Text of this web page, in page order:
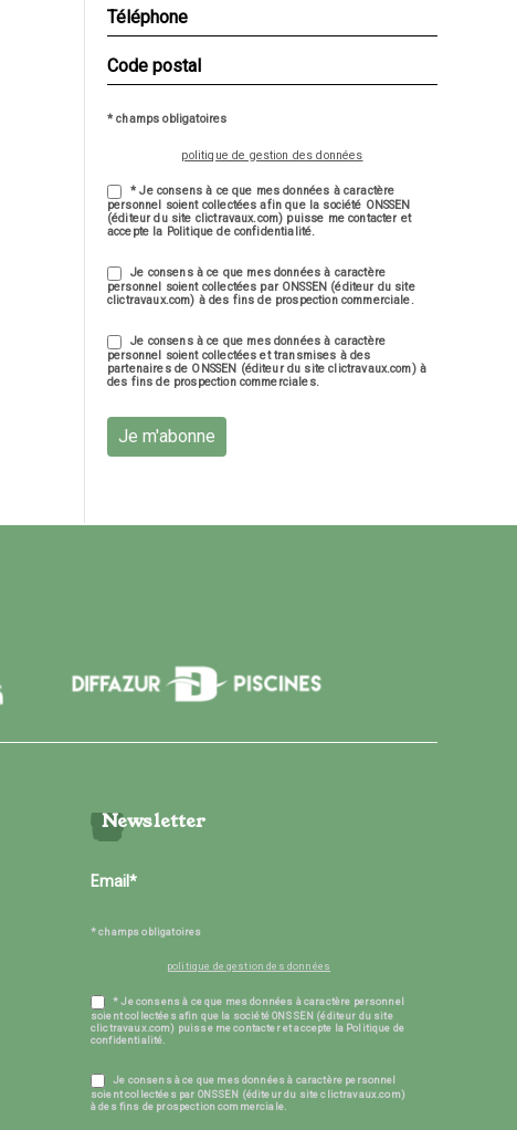
* champs obligatoires
politique de gestion des données
* Je consens à ce que mes données à caractère
personnel soient collectées afin que la société ONSSEN
(éditeur du site clictravaux.com) puisse me contacter et
accepte la Politique de confidentialité.
Je consens à ce que mes données à caractère
personnel soient collectées par ONSSEN (éditeur du site
clictravaux.com) à des fins de prospection commerciale.
Je consens à ce que mes données à caractère
personnel soient collectées et transmises à des
partenaires de ONSSEN (éditeur du site clictravaux.com) à
des fins de prospection commerciales.
Je m'abonne
Newsletter
* champs obligatoires
politique de gestion des données
* Je consens à ce que mes données à caractère personnel
soient collectées afin que la société ONSSEN (éditeur du site
clictravaux.com) puisse me contacter et accepte la Politique de
confidentialité.
Je consens à ce que mes données à caractère personnel
soient collectées par ONSSEN (éditeur du site clictravaux.com)
à des fins de prospection commerciale.